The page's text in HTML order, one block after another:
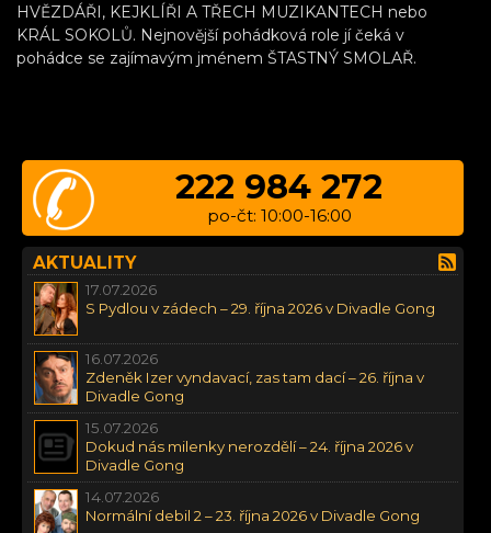
HVĚZDÁŘI, KEJKLÍŘI A TŘECH MUZIKANTECH nebo
KRÁL SOKOLŮ. Nejnovější pohádková role jí čeká v
pohádce se zajímavým jménem ŠTASTNÝ SMOLAŘ.
222 984 272
po-čt: 10:00-16:00
AKTUALITY
17.07.2026
S Pydlou v zádech – 29. října 2026 v Divadle Gong
16.07.2026
Zdeněk Izer vyndavací, zas tam dací – 26. října v
Divadle Gong
15.07.2026
Dokud nás milenky nerozdělí – 24. října 2026 v
Divadle Gong
14.07.2026
Normální debil 2 – 23. října 2026 v Divadle Gong